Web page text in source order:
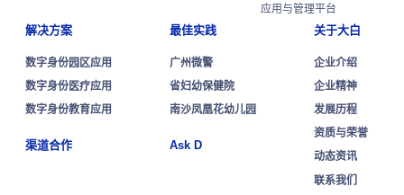
应用与管理平台
解决方案
数字身份园区应用
数字身份医疗应用
数字身份教育应用
渠道合作
最佳实践
广州微警
省妇幼保健院
南沙凤凰花幼儿园
Ask D
关于大白
企业介绍
企业精神
发展历程
资质与荣誉
动态资讯
联系我们